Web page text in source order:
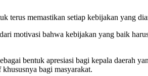
memastikan setiap kebijakan yang
motivasi bahwa kebijakan yang baik
bentuk apresiasi bagi kepala daerah
bagi masyarakat.